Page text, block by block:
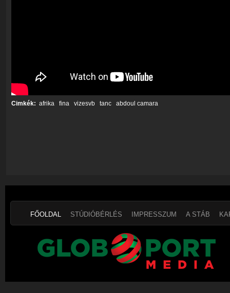
Cimkék: afrika fina vizesvb tanc abdoul camara
FŐOLDAL STÚDIÓBÉRLÉS IMPRESSZUM A STÁB